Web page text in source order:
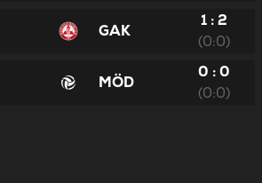
GAK
1 : 2
(0:0)
MÖD
0 : 0
(0:0)